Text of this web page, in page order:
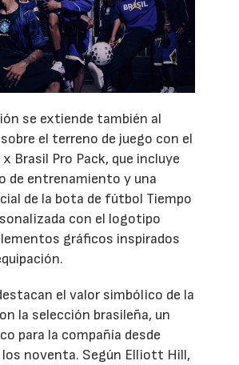
se extiende también al
el terreno de juego con el
x Brasil Pro Pack, que incluye
de entrenamiento y una
de la bota de fútbol Tiempo
con el logotipo
gráficos inspirados
el valor simbólico de la
la selección brasileña, un
para la compañía desde
los noventa. Según Elliott Hill,